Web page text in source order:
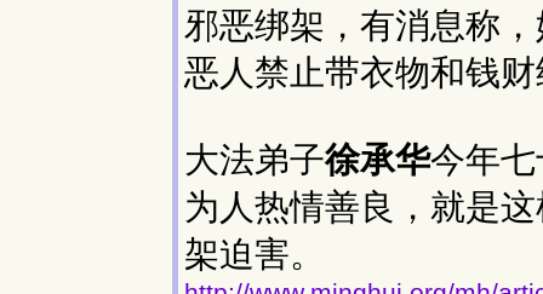
邪恶绑架，有消息称
恶人禁止带衣物和钱
大法弟子徐承华今年
为人热情善良，就是
架迫害。